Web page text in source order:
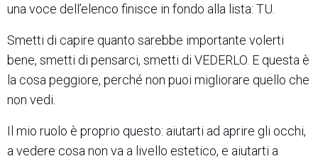
una voce dell’elenco finisce in fondo alla lista: TU.
Smetti di capire quanto sarebbe importante volerti
bene, smetti di pensarci, smetti di VEDERLO. E questa è
la cosa peggiore, perché non puoi migliorare quello che
non vedi.
Il mio ruolo è proprio questo: aiutarti ad aprire gli occhi,
a vedere cosa non va a livello estetico, e aiutarti a